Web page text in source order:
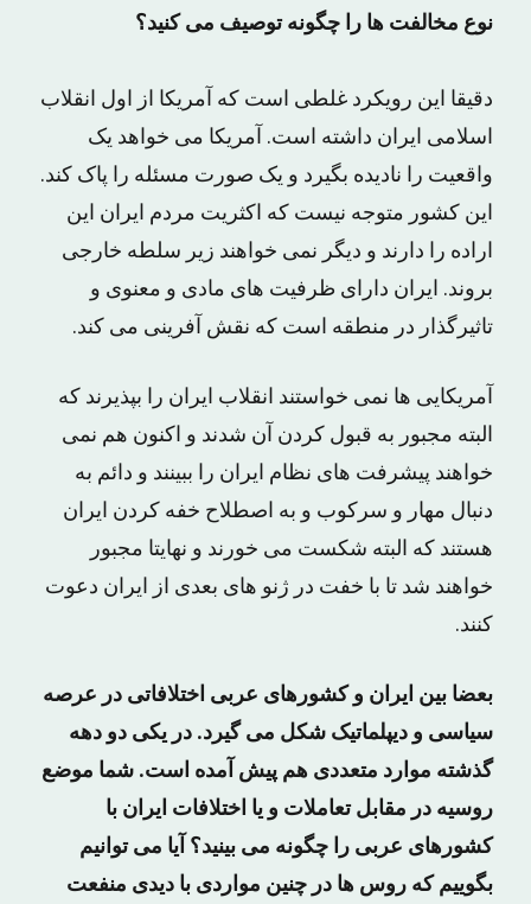
نوع مخالفت ها را چگونه توصیف می کنید؟
دقیقا این رویکرد غلطی است که آمریکا از اول انقلاب
اسلامی ایران داشته است. آمریکا می خواهد یک
واقعیت را نادیده بگیرد و یک صورت مسئله را پاک کند.
این کشور متوجه نیست که اکثریت مردم ایران این
اراده را دارند و دیگر نمی خواهند زیر سلطه خارجی
بروند. ایران دارای ظرفیت های مادی و معنوی و
تاثیرگذار در منطقه است که نقش آفرینی می کند.
آمریکایی ها نمی خواستند انقلاب ایران را بپذیرند که
البته مجبور به قبول کردن آن شدند و اکنون هم نمی
خواهند پیشرفت های نظام ایران را ببینند و دائم به
دنبال مهار و سرکوب و به اصطلاح خفه کردن ایران
هستند که البته شکست می خورند و نهایتا مجبور
خواهند شد تا با خفت در ژنو های بعدی از ایران دعوت
کنند.
بعضا بین ایران و کشورهای عربی اختلافاتی در عرصه
سیاسی و دیپلماتیک شکل می گیرد. در یکی دو دهه
گذشته موارد متعددی هم پیش آمده است. شما موضع
روسیه در مقابل تعاملات و یا اختلافات ایران با
کشورهای عربی را چگونه می بینید؟ آیا می توانیم
بگوییم که روس ها در چنین مواردی با دیدی منفعت